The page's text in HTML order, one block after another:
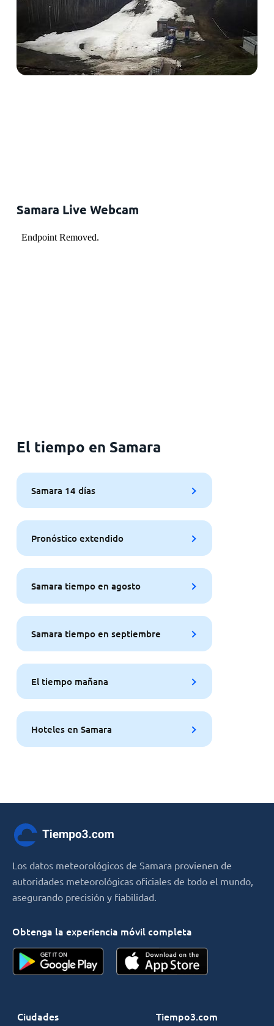
Samara Live Webcam
El tiempo en Samara
Samara 14 días
Pronóstico extendido
Samara tiempo en agosto
Samara tiempo en septiembre
El tiempo mañana
Hoteles en Samara
Los datos meteorológicos de Samara provienen de
autoridades meteorológicas oficiales de todo el mundo,
asegurando precisión y fiabilidad.
Obtenga la experiencia móvil completa
Ciudades Tiempo3.com